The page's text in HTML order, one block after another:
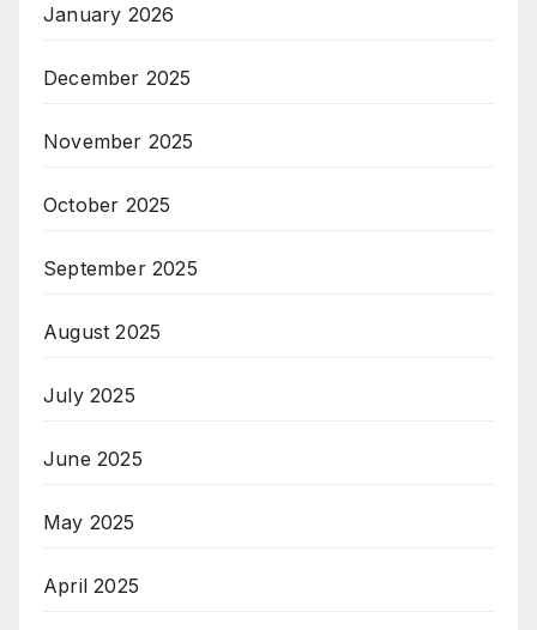
January 2026
December 2025
November 2025
October 2025
September 2025
August 2025
July 2025
June 2025
May 2025
April 2025